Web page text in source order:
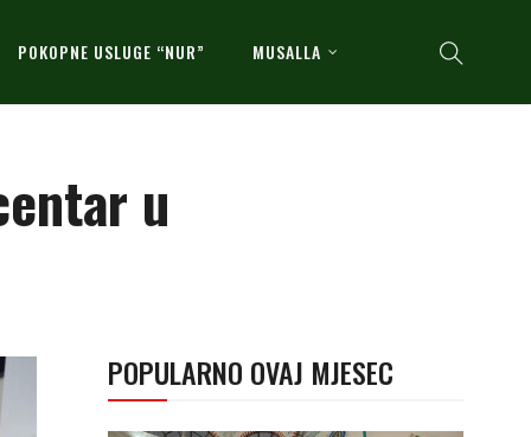
POKOPNE USLUGE “NUR” MUSALLA
u
POPULARNO OVAJ MJESEC